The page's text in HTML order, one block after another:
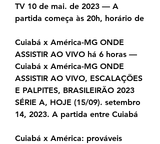
TV 10 de mai. de 2023 — A
partida começa às 20h, horário de
Cuiabá x América-MG ONDE
ASSISTIR AO VIVO há 6 horas —
Cuiabá x América-MG ONDE
ASSISTIR AO VIVO, ESCALAÇÕES
E PALPITES, BRASILEIRÃO 2023
SÉRIE A, HOJE (15/09). setembro
14, 2023. A partida entre Cuiabá
Cuiabá x América: prováveis